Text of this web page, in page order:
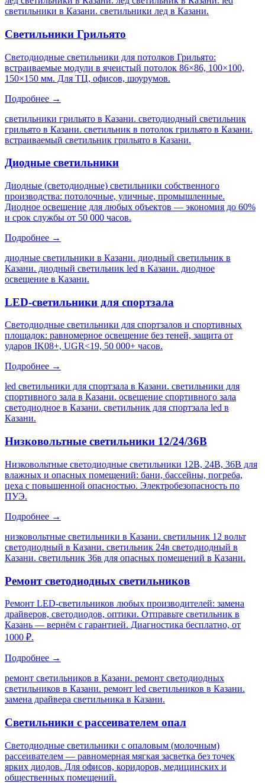
светильники в Казани. светильники лед в Казани.
Светильники Грильято
Светодиодные светильники для потолков Грильято:
встраиваемые модули в ячеистый потолок 86×86, 100×100,
150×150 мм. Для ТЦ, офисов, шоурумов.
Подробнее →
светильники грильято в Казани. светодиодный светильник
грильято в Казани. светильник в потолок грильято в Казани.
встраиваемый светильник грильято в Казани.
Диодные светильники
Диодные (светодиодные) светильники собственного
производства: потолочные, уличные, промышленные.
Диодное освещение для любых объектов — экономия до 60%
и срок службы от 50 000 часов.
Подробнее →
диодные светильники в Казани. диодный светильник в
Казани. диодный светильник led в Казани. диодное
освещение в Казани.
LED-светильники для спортзала
Светодиодные светильники для спортзалов и спортивных
площадок: равномерное освещение без теней, защита от
ударов IK08+, UGR<19, 50 000+ часов.
Подробнее →
led светильники для спортзала в Казани. светильники для
спортивного зала в Казани. освещение спортивного зала
светодиодное в Казани. светильник для спортзала led в
Казани.
Низковольтные светильники 12/24/36В
Низковольтные светодиодные светильники 12В, 24В, 36В для
влажных и опасных помещений: бани, бассейны, погреба,
цеха с повышенной опасностью. Электробезопасность по
ПУЭ.
Подробнее →
низковольтные светильники в Казани. светильник 12 вольт
светодиодный в Казани. светильник 24в светодиодный в
Казани. светильник 36в для опасных помещений в Казани.
Ремонт светодиодных светильников
Ремонт LED-светильников любых производителей: замена
драйверов, светодиодов, оптики. Отправьте светильник в
Казань — вернём с гарантией. Диагностика бесплатно, от
1000 ₽.
Подробнее →
ремонт светильников в Казани. ремонт светодиодных
светильников в Казани. ремонт led светильников в Казани.
замена драйвера светильника в Казани.
Светильники с рассеивателем опал
Светодиодные светильники с опаловым (молочным)
рассеивателем — равномерная мягкая засветка без точек
ярких диодов. Для офисов, коридоров, медицинских и
общественных помещений.